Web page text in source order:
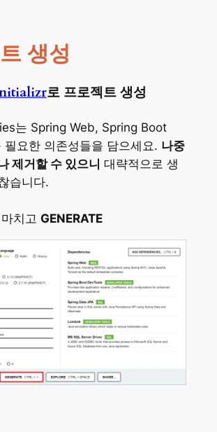
생성
로 프로젝트 생성
는 Spring Web, Spring Boot
필요한 의존성들을 담으세요. 나중
제거할 수 있으니 대략적으로 생
습니다.
치고 GENERATE